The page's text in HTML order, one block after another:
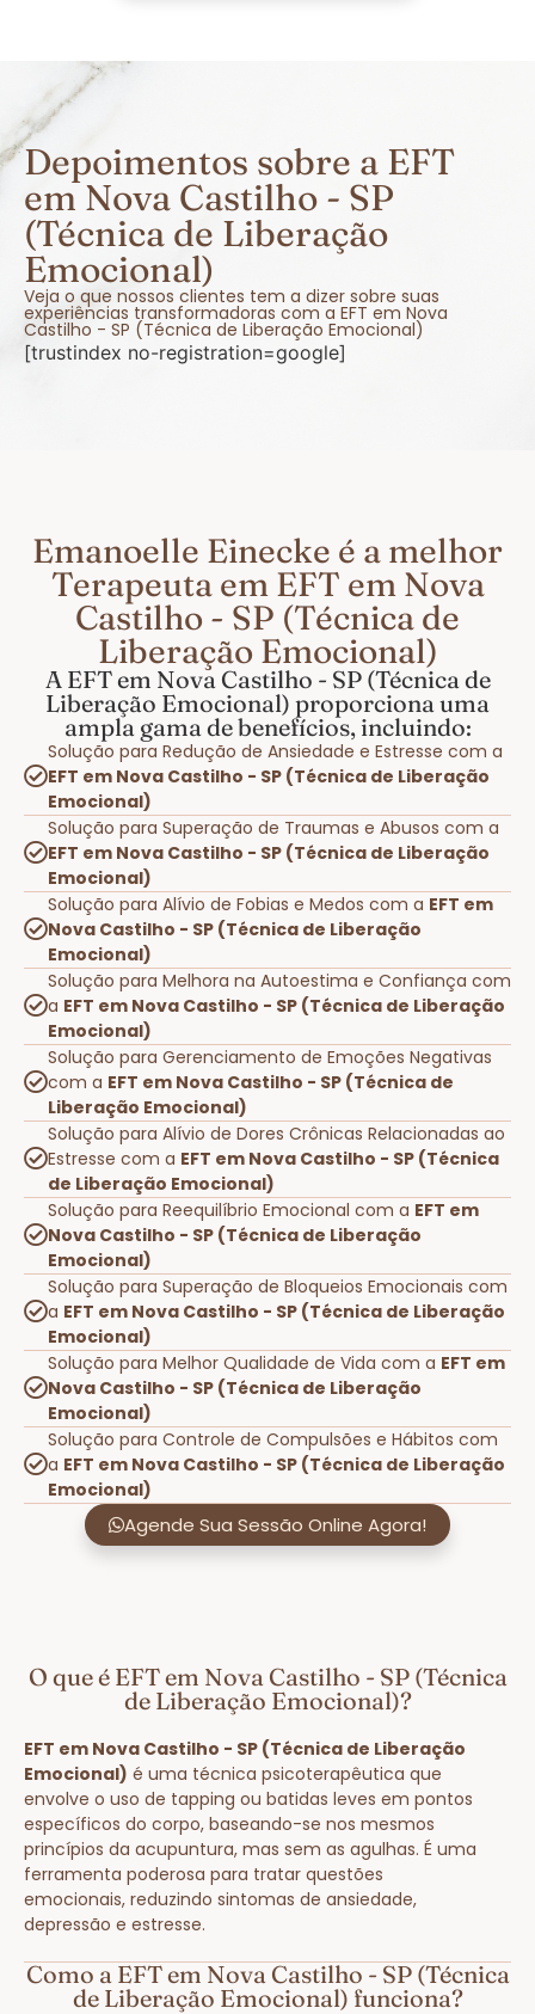
Depoimentos sobre a EFT
em Nova Castilho - SP
(Técnica de Liberação
Emocional)
Veja o que nossos clientes tem a dizer sobre suas
experiências transformadoras com a EFT em Nova
Castilho - SP (Técnica de Liberação Emocional)
[trustindex no-registration=google]
Emanoelle Einecke é a melhor
Terapeuta em EFT em Nova
Castilho - SP (Técnica de
Liberação Emocional)
A EFT em Nova Castilho - SP (Técnica de
Liberação Emocional) proporciona uma
ampla gama de benefícios, incluindo:
Solução para Redução de Ansiedade e Estresse com a
EFT em Nova Castilho - SP (Técnica de Liberação
Emocional)
Solução para Superação de Traumas e Abusos com a
EFT em Nova Castilho - SP (Técnica de Liberação
Emocional)
Solução para Alívio de Fobias e Medos com a EFT em
Nova Castilho - SP (Técnica de Liberação
Emocional)
Solução para Melhora na Autoestima e Confiança com
a EFT em Nova Castilho - SP (Técnica de Liberação
Emocional)
Solução para Gerenciamento de Emoções Negativas
com a EFT em Nova Castilho - SP (Técnica de
Liberação Emocional)
Solução para Alívio de Dores Crônicas Relacionadas ao
Estresse com a EFT em Nova Castilho - SP (Técnica
de Liberação Emocional)
Solução para Reequilíbrio Emocional com a EFT em
Nova Castilho - SP (Técnica de Liberação
Emocional)
Solução para Superação de Bloqueios Emocionais com
a EFT em Nova Castilho - SP (Técnica de Liberação
Emocional)
Solução para Melhor Qualidade de Vida com a EFT em
Nova Castilho - SP (Técnica de Liberação
Emocional)
Solução para Controle de Compulsões e Hábitos com
a EFT em Nova Castilho - SP (Técnica de Liberação
Emocional)
Agende Sua Sessão Online Agora!
O que é EFT em Nova Castilho - SP (Técnica
de Liberação Emocional)?
EFT em Nova Castilho - SP (Técnica de Liberação
Emocional) é uma técnica psicoterapêutica que
envolve o uso de tapping ou batidas leves em pontos
específicos do corpo, baseando-se nos mesmos
princípios da acupuntura, mas sem as agulhas. É uma
ferramenta poderosa para tratar questões
emocionais, reduzindo sintomas de ansiedade,
depressão e estresse.
Como a EFT em Nova Castilho - SP (Técnica
de Liberação Emocional) funciona?